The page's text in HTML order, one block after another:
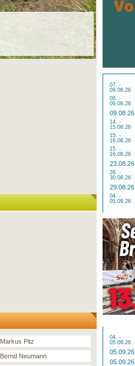
Markus Pitz
Bernd Neumann
07. -
09.08.26
08. -
09.08.26
09.08.26
14. -
15.08.26
15. -
16.08.26
15. -
16.08.26
23.08.26
28. -
30.08.26
29.08.26
04. -
05.09.26
04. -
05.09.26
05.09.26
05.09.26